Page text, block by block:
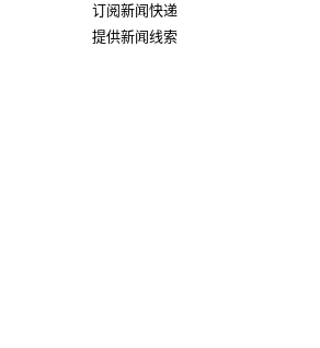
订阅新闻快递
提供新闻线索